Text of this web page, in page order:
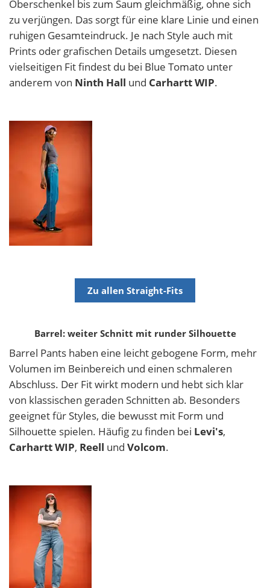
Oberschenkel bis zum Saum gleichmäßig, ohne sich
zu verjüngen. Das sorgt für eine klare Linie und einen
ruhigen Gesamteindruck. Je nach Style auch mit
Prints oder grafischen Details umgesetzt. Diesen
vielseitigen Fit findest du bei Blue Tomato unter
anderem von Ninth Hall und Carhartt WIP.
Zu allen Straight-Fits
Barrel: weiter Schnitt mit runder Silhouette
Barrel Pants haben eine leicht gebogene Form, mehr
Volumen im Beinbereich und einen schmaleren
Abschluss. Der Fit wirkt modern und hebt sich klar
von klassischen geraden Schnitten ab. Besonders
geeignet für Styles, die bewusst mit Form und
Silhouette spielen. Häufig zu finden bei Levi's,
Carhartt WIP, Reell und Volcom.